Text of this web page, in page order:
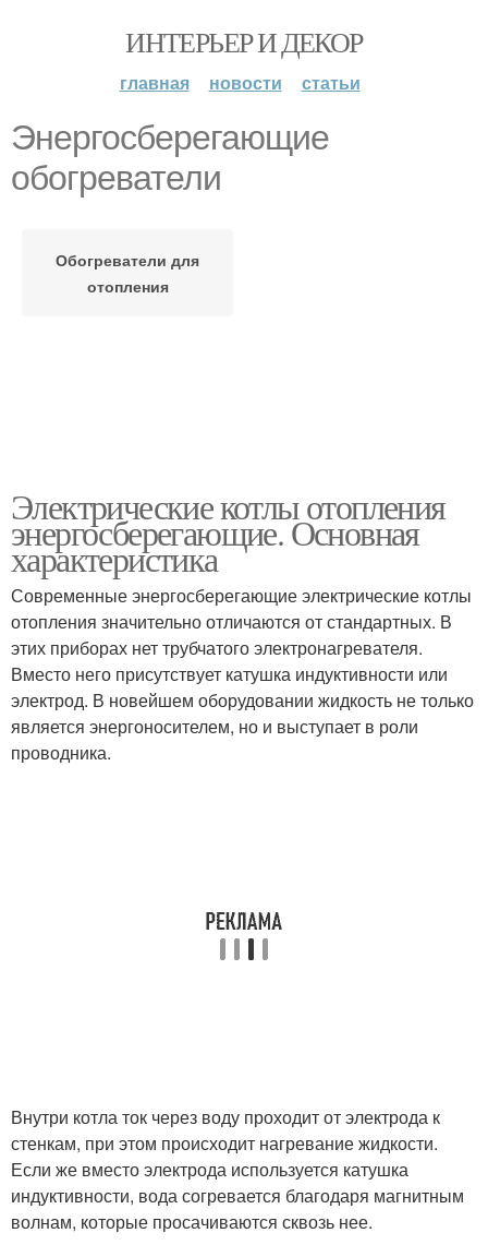
ИНТЕРЬЕР И ДЕКОР
главная новости статьи
Энергосберегающие
обогреватели
Обогреватели для
отопления
Электрические котлы отопления
энергосберегающие. Основная
характеристика
Современные энергосберегающие электрические котлы
отопления значительно отличаются от стандартных. В
этих приборах нет трубчатого электронагревателя.
Вместо него присутствует катушка индуктивности или
электрод. В новейшем оборудовании жидкость не только
является энергоносителем, но и выступает в роли
проводника.
Внутри котла ток через воду проходит от электрода к
стенкам, при этом происходит нагревание жидкости.
Если же вместо электрода используется катушка
индуктивности, вода согревается благодаря магнитным
волнам, которые просачиваются сквозь нее.